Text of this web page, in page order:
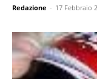
Redazione - 17 Febbraio